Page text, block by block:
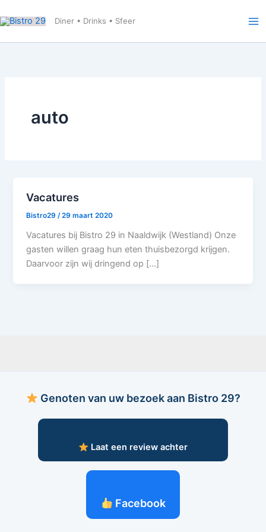
naar
Diner • Drinks • Sfeer
auto
Vacatures
Bistro29/29 maart 2020
Vacatures bij Bistro 29 in Naaldwijk (Westland) Onze
gasten willen graag hun eten thuisbezorgd krijgen.
Daarvoor zijn wij dringend op […]
Genoten van uw bezoek aan Bistro 29?
Laat een review achter
Facebook